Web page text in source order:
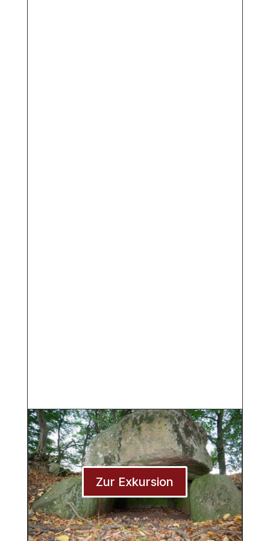
Zur Exkursion